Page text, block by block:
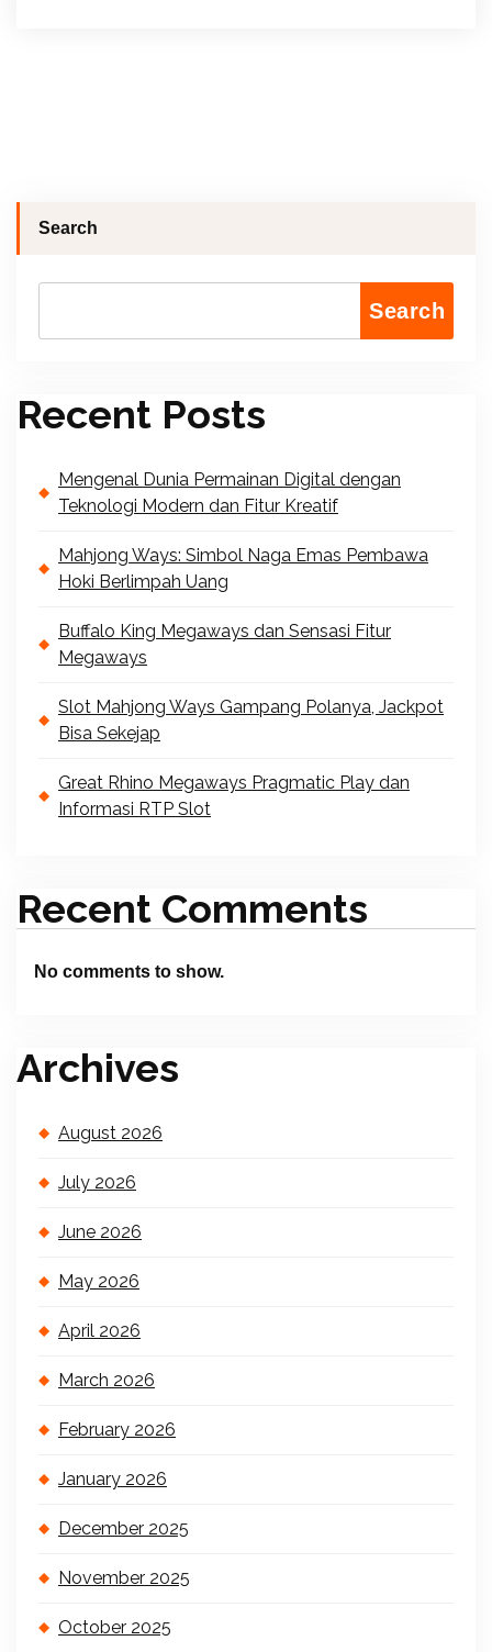
Search
Search
Recent Posts
Mengenal Dunia Permainan Digital dengan
Teknologi Modern dan Fitur Kreatif
Mahjong Ways: Simbol Naga Emas Pembawa
Hoki Berlimpah Uang
Buffalo King Megaways dan Sensasi Fitur
Megaways
Slot Mahjong Ways Gampang Polanya, Jackpot
Bisa Sekejap
Great Rhino Megaways Pragmatic Play dan
Informasi RTP Slot
Recent Comments
No comments to show.
Archives
August 2026
July 2026
June 2026
May 2026
April 2026
March 2026
February 2026
January 2026
December 2025
November 2025
October 2025